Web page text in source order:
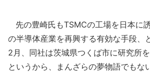
先の豊崎氏もTSMCの工場を日本に
の半導体産業を再興する有効な手段、
2月、同社は茨城県つくば市に研究所
というから、まんざらの夢物語でもな